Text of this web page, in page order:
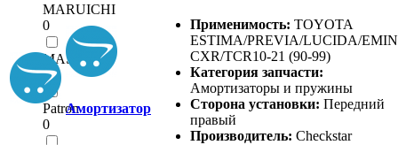
MARUICHI
0
MASUMA
0
Patron
0
Амортизатор
Применимость: TOYOTA
ESTIMA/PREVIA/LUCIDA/
CXR/TCR10-21 (90-99)
Категория запчасти:
Амортизаторы и пружины
Сторона установки: Передний
правый
Производитель: Checkstar